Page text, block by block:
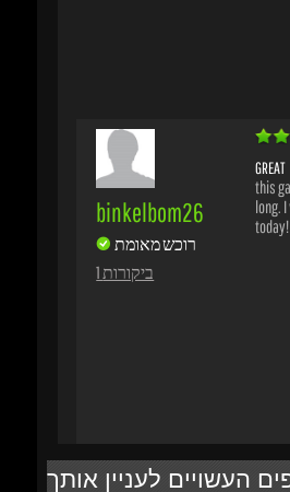
binkelbom26
רוכש מאומת
1 ביקורות
this
long.
today!
העשויים לעניין אותך